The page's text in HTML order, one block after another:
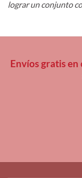
lograr un conjunto
Envíos gratis